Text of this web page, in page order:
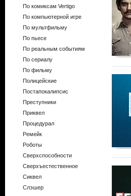
По комиксам Vertigo
По компьютерной игре
По мультфильму
По пьесе
По реальным событиям
По сериалу
По фильму
Полицейские
Постапокалипсис
Преступники
Приквел
Процедурал
Ремейк
Роботы
Сверхспособности
Сверхъестественное
Сиквел
Слэшер